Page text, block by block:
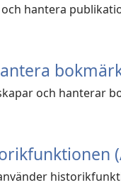
hantera
och hanterar